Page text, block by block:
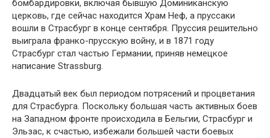
бомбардировки, включая бывшую Доминиканскую
церковь, где сейчас находится Храм Неф, а пруссаки
вошли в Страсбург в конце сентября. Пруссия решительно
выиграла франко-прусскую войну, и в 1871 году
Страсбург стал частью Германии, приняв немецкое
написание Strassburg.
Двадцатый век был периодом потрясений и процветания
для Страсбурга. Поскольку большая часть активных боев
на Западном фронте происходила в Бельгии, Страсбург и
Эльзас, к счастью, избежали большей части боевых